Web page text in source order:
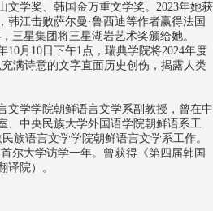
文学奖、韩国金万重文学奖。2023年她获
韩江击败萨尔曼·鲁西迪等作者赢得法国
三星集团将三星湖岩艺术奖颁给她。
10月10日下午1点，瑞典学院将2024年度
满诗意的文字直面历史创伤，揭露人类
文学学院朝鲜语言文学系副教授，曾在中
、中央民族大学外国语学院朝鲜语系工
族语言文学学院朝鲜语言文学系工作。
尔大学访学一年。曾获得《第四届韩国
译院）。